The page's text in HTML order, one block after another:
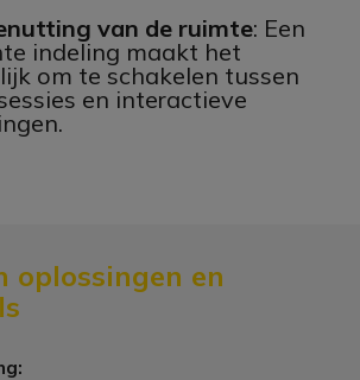
van de ruimte: Een
indeling maakt het
om te schakelen tussen
en interactieve
oplossingen en